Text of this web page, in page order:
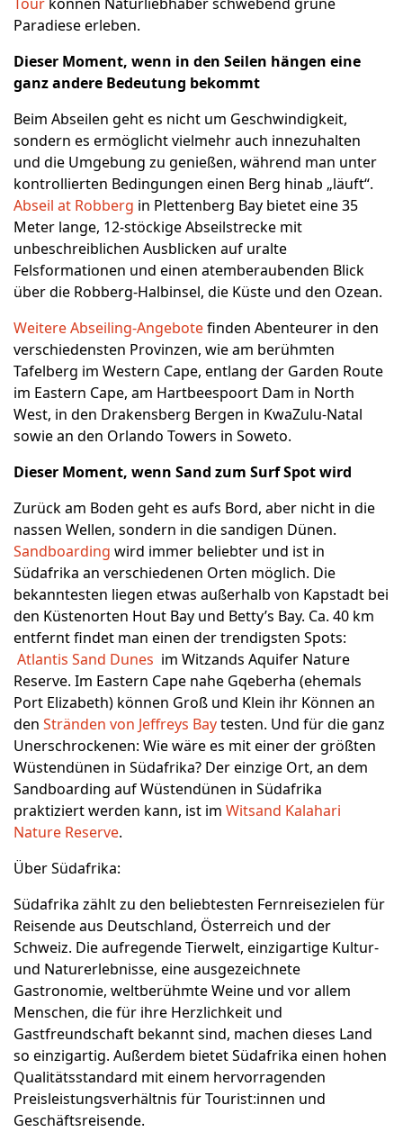
Paradiese erleben.
Dieser Moment, wenn in den Seilen hängen eine
ganz andere Bedeutung bekommt
Beim Abseilen geht es nicht um Geschwindigkeit,
sondern es ermöglicht vielmehr auch innezuhalten
und die Umgebung zu genießen, während man unter
kontrollierten Bedingungen einen Berg hinab „läuft“.
Abseil at Robberg in Plettenberg Bay bietet eine 35
Meter lange, 12-stöckige Abseilstrecke mit
unbeschreiblichen Ausblicken auf uralte
Felsformationen und einen atemberaubenden Blick
über die Robberg-Halbinsel, die Küste und den Ozean.
Weitere Abseiling-Angebotefinden Abenteurer in den
verschiedensten Provinzen, wie am berühmten
Tafelberg im Western Cape, entlang der Garden Route
im Eastern Cape, am Hartbeespoort Dam in North
West, in den Drakensberg Bergen in KwaZulu-Natal
sowie an den Orlando Towers in Soweto.
Dieser Moment, wenn Sand zum Surf Spot wird
Zurück am Boden geht es aufs Bord, aber nicht in die
nassen Wellen, sondern in die sandigen Dünen.
Sandboarding wird immer beliebter und ist in
Südafrika an verschiedenen Orten möglich. Die
bekanntesten liegen etwas außerhalb von Kapstadt bei
den Küstenorten Hout Bay und Betty’s Bay. Ca. 40 km
entfernt findet man einen der trendigsten Spots:
Atlantis Sand Dunes im Witzands Aquifer Nature
Reserve. Im Eastern Cape nahe Gqeberha (ehemals
Port Elizabeth) können Groß und Klein ihr Können an
den Stränden von Jeffreys Baytesten. Und für die ganz
Unerschrockenen: Wie wäre es mit einer der größten
Wüstendünen in Südafrika? Der einzige Ort, an dem
Sandboarding auf Wüstendünen in Südafrika
praktiziert werden kann, ist im Witsand Kalahari
Nature Reserve.
Über Südafrika:
Südafrika zählt zu den beliebtesten Fernreisezielen für
Reisende aus Deutschland, Österreich und der
Schweiz. Die aufregende Tierwelt, einzigartige Kultur-
und Naturerlebnisse, eine ausgezeichnete
Gastronomie, weltberühmte Weine und vor allem
Menschen, die für ihre Herzlichkeit und
Gastfreundschaft bekannt sind, machen dieses Land
so einzigartig. Außerdem bietet Südafrika einen hohen
Qualitätsstandard mit einem hervorragenden
Preisleistungsverhältnis für Tourist:innen und
Geschäftsreisende.